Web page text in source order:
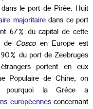
le port de Pirée. Huit
majoritairedans ce port
67% du capital de cette
de Coscoen Europe est
du port de Zeebruges
portent en eux
Populaire de Chine, on
pourquoi la Grèce a
européennesconcernant